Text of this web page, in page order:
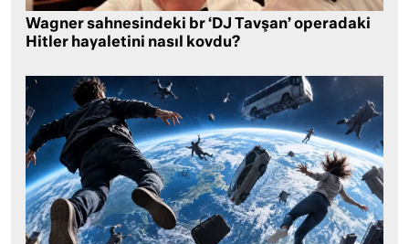
Wagner sahnesindeki br ‘DJ Tavşan’ operadaki
Hitler hayaletini nasıl kovdu?